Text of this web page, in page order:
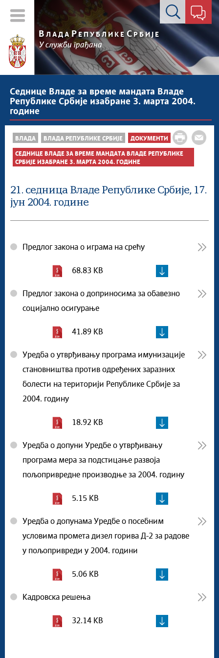
Контакт форма
В ЛАДА РЕПУБЛИКЕ СРБИЈЕ
У служби грађана
Седнице Владе за време мандата Владе
Републике Србије изабране 3. марта 2004.
године
ВЛАДА ВЛАДА РЕПУБЛИКЕ СРБИЈЕ ДОКУМЕНТИ
СЕДНИЦЕ ВЛАДЕ ЗА ВРЕМЕ МАНДАТА ВЛАДЕ РЕПУБЛИКЕ
СРБИЈЕ ИЗАБРАНЕ 3. МАРТА 2004. ГОДИНЕ
21. седница Владе Републике Србије, 17.
јун 2004. године
Предлог закона о играма на срећу
68.83 KB
Предлог закона о доприносима за обавезно
социјално осигурање
41.89 KB
Уредба о утврђивању програма имунизације
становништва против одређених заразних
болести на територији Републике Србије за
2004. годину
18.92 KB
Уредба о допуни Уредбе о утврђивању
програма мера за подстицање развоја
пољопривредне производње за 2004. годину
5.15 KB
Уредба о допунама Уредбе о посебним
условима промета дизел горива Д-2 за радове
у пољопривреди у 2004. години
5.06 KB
Кадровска решења
32.14 KB